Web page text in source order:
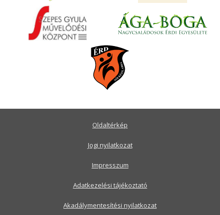
Oldaltérkép
Jogi nyilatkozat
Impresszum
Adatkezelési tájékoztató
Akadálymentesítési nyilatkozat